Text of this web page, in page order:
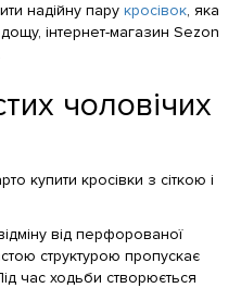
надійну пару кросівок, яка
інтернет-магазин Sezon
чоловічих
купити кросівки з сіткою і
від перфорованої
структурою пропускає
час ходьби створюється